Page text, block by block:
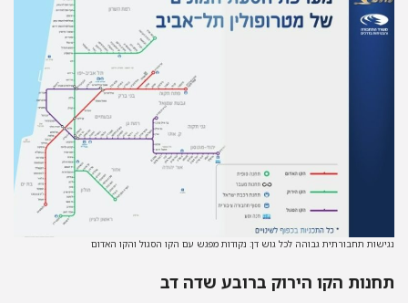
תחבורתית גבוהה לכל גוש דן: נקודות מפגש עם הקו הסגול והקו האדום
הקו הירוק ברובע שדה דב